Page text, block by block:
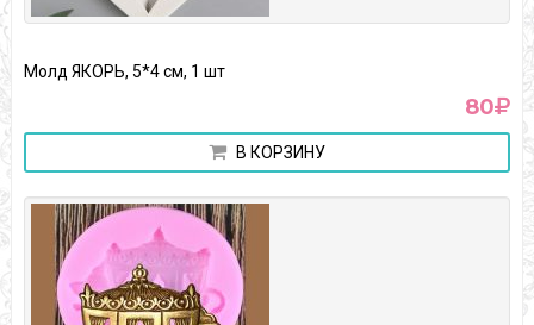
Молд ЯКОРЬ, 5*4 см, 1 шт
80
В КОРЗИНУ